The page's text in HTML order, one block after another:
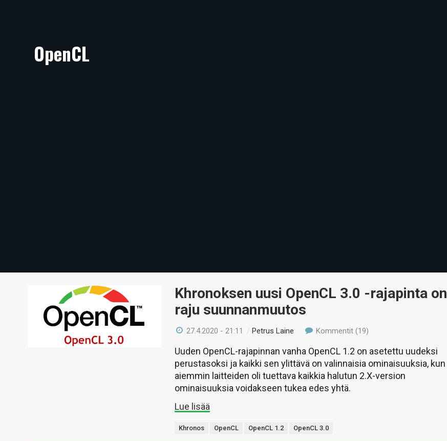
OpenCL
Khronoksen uusi OpenCL 3.0 -rajapinta on
raju suunnanmuutos
27.4.2020 - 21:11 /Petrus Laine Kommentit (19)
Uuden OpenCL-rajapinnan vanha OpenCL 1.2 on asetettu uudeksi
perustasoksi ja kaikki sen ylittävä on valinnaisia ominaisuuksia, kun
aiemmin laitteiden oli tuettava kaikkia halutun 2.X-version
ominaisuuksia voidakseen tukea edes yhtä.
Lue lisää
Khronos OpenCL OpenCL 1.2 OpenCL 3.0